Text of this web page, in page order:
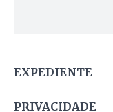
EXPEDIENTE
PRIVACIDADE